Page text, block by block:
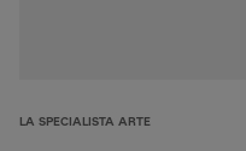
LA SPECIALISTA ARTE